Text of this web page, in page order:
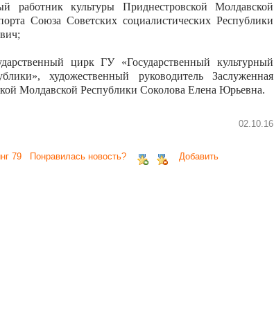
работник культуры Приднестровской Молдавской
Союза Советских социалистических Республики
цирк ГУ «Государственный культурный
художественный руководитель Заслуженная
Молдавской Республики Соколова Елена Юрьевна.
02.10.16
79 Понравилась новость?
Добавить